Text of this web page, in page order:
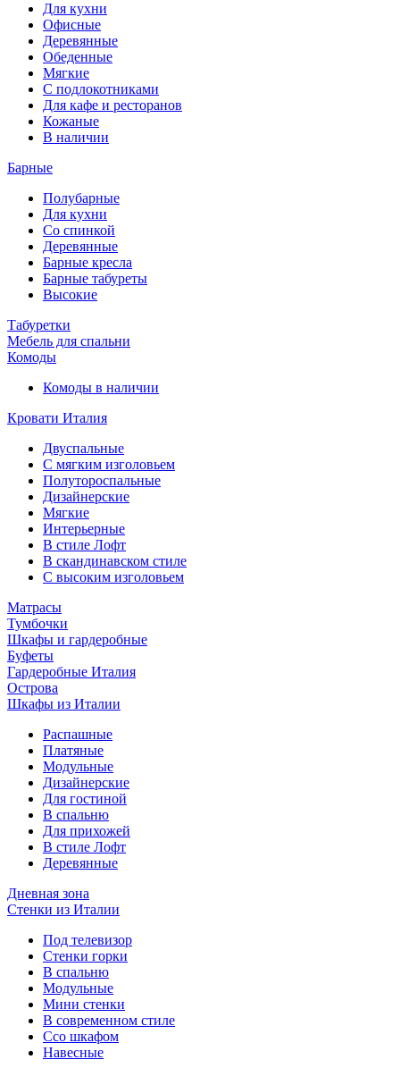
Для кухни
Офисные
Деревянные
Обеденные
Мягкие
С подлокотниками
Для кафе и ресторанов
Кожаные
В наличии
Барные
Полубарные
Для кухни
Со спинкой
Деревянные
Барные кресла
Барные табуреты
Высокие
Табуретки
Мебель для спальни
Комоды
Комоды в наличии
Кровати Италия
Двуспальные
С мягким изголовьем
Полутороспальные
Дизайнерские
Мягкие
Интерьерные
В стиле Лофт
В скандинавском стиле
С высоким изголовьем
Матрасы
Тумбочки
Шкафы и гардеробные
Буфеты
Гардеробные Италия
Острова
Шкафы из Италии
Распашные
Платяные
Модульные
Дизайнерские
Для гостиной
В спальню
Для прихожей
В стиле Лофт
Деревянные
Дневная зона
Стенки из Италии
Под телевизор
Стенки горки
В спальню
Модульные
Мини стенки
В современном стиле
Ссо шкафом
Навесные